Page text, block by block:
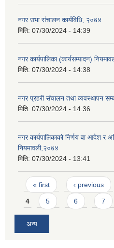
नगर सभा संचालन कार्यविधि, २०७४
मिति: 07/30/2024 - 14:39
नगर कार्यपालिका (कार्यसम्पादन)
मिति: 07/30/2024 - 14:38
नगर प्रहरी संचालन तथा व्यवस्थापन
मिति: 07/30/2024 - 14:36
नगर कार्यपालिकाको निर्णय वा आदेश र
नियमावली,२०७४
मिति: 07/30/2024 - 13:41
Pages
« first ‹ previous
4 5 6 7
अन्य